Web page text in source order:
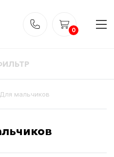
0
Для мальчиков